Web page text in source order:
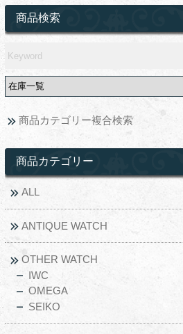
商品検索
商品カテゴリー複合検索
商品カテゴリー
ALL
ANTIQUE WATCH
OTHER WATCH
IWC
OMEGA
SEIKO